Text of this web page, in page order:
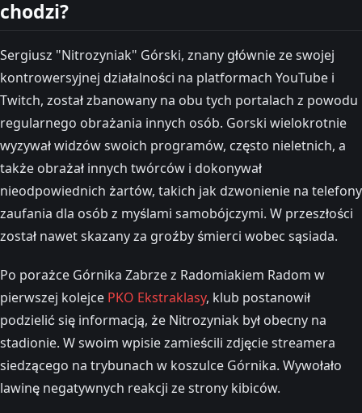
chodzi?
Sergiusz "Nitrozyniak" Górski, znany głównie ze swojej
kontrowersyjnej działalności na platformach YouTube i
Twitch, został zbanowany na obu tych portalach z powodu
regularnego obrażania innych osób. Gorski wielokrotnie
wyzywał widzów swoich programów, często nieletnich, a
także obrażał innych twórców i dokonywał
nieodpowiednich żartów, takich jak dzwonienie na telefony
zaufania dla osób z myślami samobójczymi. W przeszłości
został nawet skazany za groźby śmierci wobec sąsiada.
Po porażce Górnika Zabrze z Radomiakiem Radom w
pierwszej kolejce PKO Ekstraklasy, klub postanowił
podzielić się informacją, że Nitrozyniak był obecny na
stadionie. W swoim wpisie zamieścili zdjęcie streamera
siedzącego na trybunach w koszulce Górnika. Wywołało
lawinę negatywnych reakcji ze strony kibiców.